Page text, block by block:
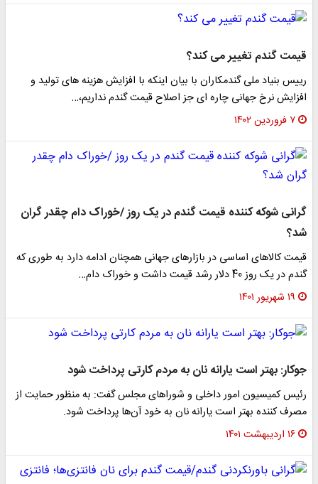
قیمت گندم تغییر می کند؟
رییس بنیاد ملی گندمکاران با بیان اینکه با افزایش هزینه های تولید و
افزایش نرخ جهانی چاره ای جز اصلاح قیمت گندم نداریم،…
۷ فروردین ۱۴۰۲
گرانی شوکه کننده قیمت گندم در یک روز /خوراک دام چقدر گران
شد؟
قیمت کالاهای اساسی در بازارهای جهانی همچنان ادامه دارد به طوری که
گندم در یک روز 40 دلار رشد قیمت داشت و خوراک دام…
۱۹ شهریور ۱۴۰۱
جوکار: بهتر است یارانه نان به مردم کارتی پرداخت شود
رئیس کمیسیون امور داخلی و شورا‌های مجلس گفت: به منظور حمایت از
مصرف کننده بهتر است یارانه نان به خود آن‌ها پرداخت شود.
۱۶ اردیبهشت ۱۴۰۱